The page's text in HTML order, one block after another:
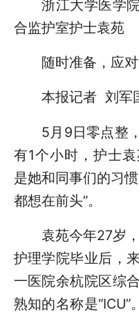
浙江大学医学院
合监护室护士袁苑
随时准备，应对
本报记者 刘军
5月9日零点整，
有1个小时，护士
是她和同事们的习
都想在前头”。
袁苑今年27岁，
护理学院毕业后，
一医院余杭院区综
熟知的名称是“ICU”